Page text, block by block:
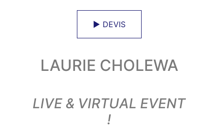
► DEVIS
LAURIE CHOLEWA
LIVE & VIRTUAL EVENT
!